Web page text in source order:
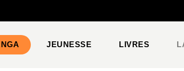
JEUNESSE LIVRES